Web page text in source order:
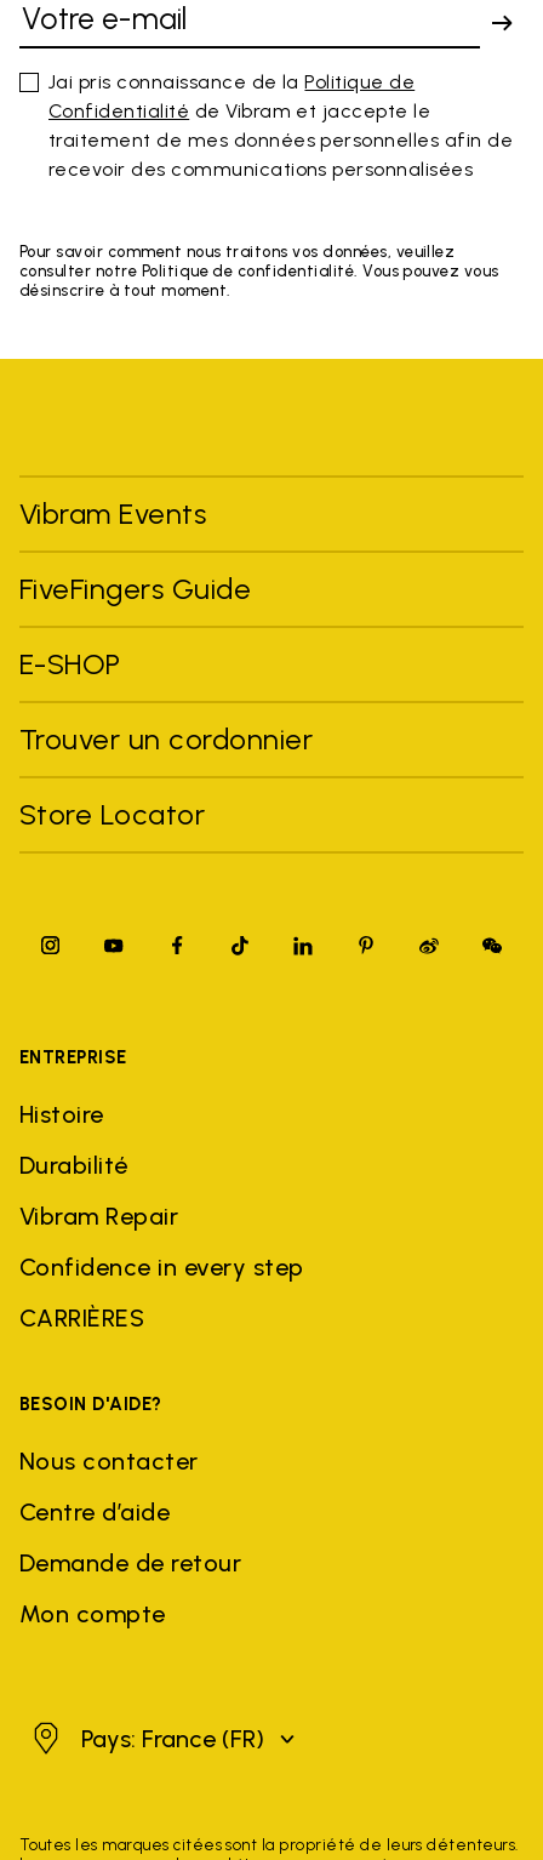
Jai pris connaissance de laPolitique de
Confidentialité de Vibram et jaccepte le
traitement de mes données personnelles afin de
recevoir des communications personnalisées
Pour savoir comment nous traitons vos données, veuillez
consulter notre Politique de confidentialité. Vous pouvez vous
désinscrire à tout moment.
Vibram Events
FiveFingers Guide
E-SHOP
Trouver un cordonnier
Store Locator
ENTREPRISE
Histoire
Durabilité
Vibram Repair
Confidence in every step
CARRIÈRES
BESOIN D'AIDE?
Nous contacter
Centre d’aide
Demande de retour
Mon compte
FrancePays: France (FR)
Toutes les marques citées sont la propriété de leurs détenteurs.